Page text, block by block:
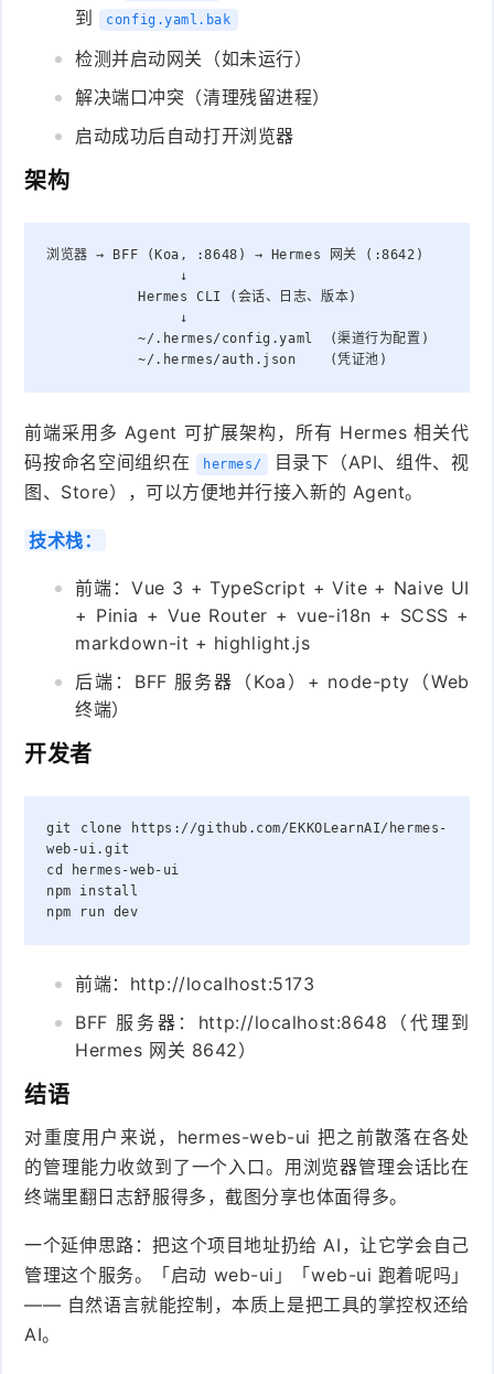
到
config.yaml.bak
检测并启动网关（如未运行）
解决端口冲突（清理残留进程）
启动成功后自动打开浏览器
架构
浏览器 → BFF (Koa, :8648) → Hermes 网关 (:8642)
↓
Hermes CLI (会话、日志、版本)
↓
~/.hermes/config.yaml  (渠道行为配置)
~/.hermes/auth.json    (凭证池)
前端采用多 Agent 可扩展架构，所有 Hermes 相关代
码按命名空间组织在
hermes/
目录下（API、组件、视
图、Store），可以方便地并行接入新的 Agent。
技术栈：
前端：Vue 3 + TypeScript + Vite + Naive UI
+ Pinia + Vue Router + vue-i18n + SCSS +
markdown-it + highlight.js
后端：BFF 服务器（Koa）+ node-pty（Web
终端）
开发者
git clone
https://github.com/EKKOLearnAI/hermes-
web-ui.git
cd
hermes-web-ui
npm
install
npm
run dev
前端：http://localhost:5173
BFF 服务器：http://localhost:8648（代理到
Hermes 网关 8642）
结语
对重度用户来说，hermes-web-ui 把之前散落在各处
的管理能力收敛到了一个入口。用浏览器管理会话比在
终端里翻日志舒服得多，截图分享也体面得多。
一个延伸思路：把这个项目地址扔给 AI，让它学会自己
管理这个服务。「启动 web-ui」「web-ui 跑着呢吗」
—— 自然语言就能控制，本质上是把工具的掌控权还给
AI。